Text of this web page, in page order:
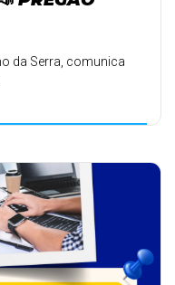
da Serra, comunica